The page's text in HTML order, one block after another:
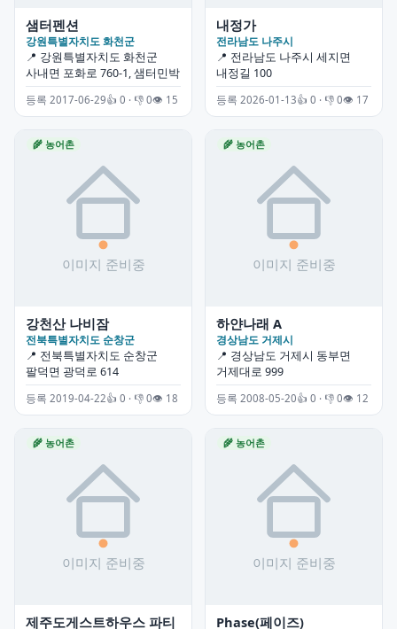
샘터펜션
강원특별자치도 화천군
📍 강원특별자치도 화천군
사내면 포화로 760-1, 샘터민박
등록 2017-06-29👍 0 · 👎 0👁 15
내정가
전라남도 나주시
📍 전라남도 나주시 세지면
내정길 100
등록 2026-01-13👍 0 · 👎 0👁 17
🌾 농어촌
강천산 나비잠
전북특별자치도 순창군
📍 전북특별자치도 순창군
팔덕면 광덕로 614
등록 2019-04-22👍 0 · 👎 0👁 18
🌾 농어촌
하얀나래 A
경상남도 거제시
📍 경상남도 거제시 동부면
거제대로 999
등록 2008-05-20👍 0 · 👎 0👁 12
🌾 농어촌
제주도게스트하우스 파티
🌾 농어촌
Phase(페이즈)